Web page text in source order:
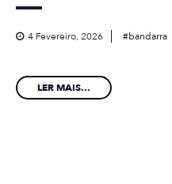
4 Fevereiro, 2026 bandarra
LER MAIS...